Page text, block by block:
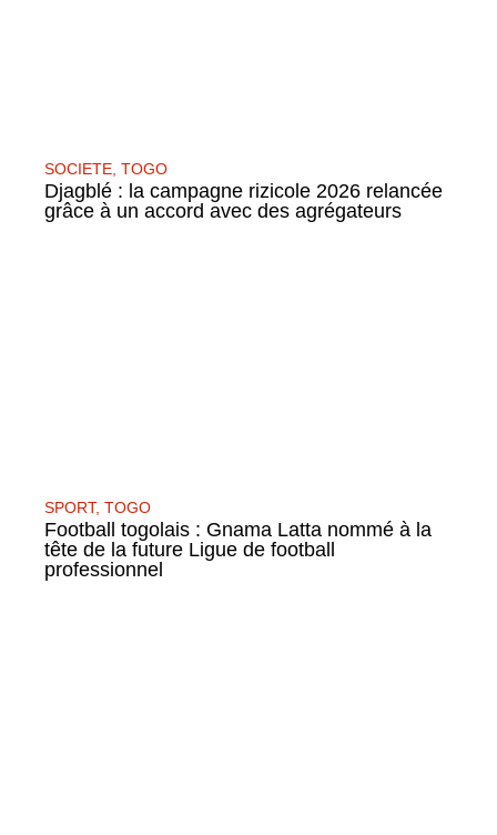
SOCIETE TOGO
Djagblé : la campagne rizicole 2026 relancée
grâce à un accord avec des agrégateurs
SPORT, TOGO
Football togolais : Gnama Latta nommé à la
tête de la future Ligue de football
professionnel